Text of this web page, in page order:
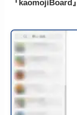
『kaomojiBoard』